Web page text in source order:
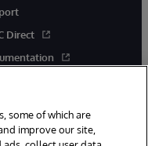
Direct
some of which are
improve our site,